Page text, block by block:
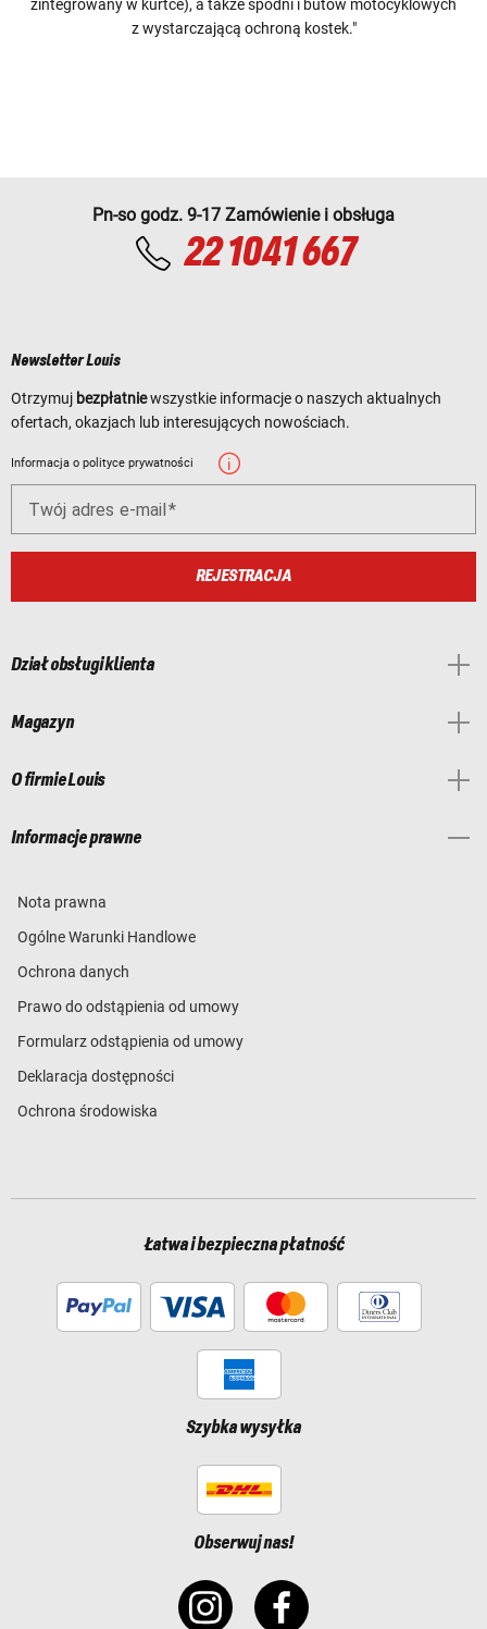
zintegrowany w kurtce), a także spodni i butów motocyklowych
z wystarczającą ochroną kostek."
Pn-so godz. 9-17 Zamówienie i obsługa
22 1041 667
Newsletter Louis
Otrzymuj bezpłatniewszystkie informacje o naszych aktualnych
ofertach, okazjach lub interesujących nowościach.
Informacja o polityce prywatności
Twój adres e-mail
REJESTRACJA
Dział obsługi klienta
Magazyn
O firmie Louis
Informacje prawne
Nota prawna
Ogólne Warunki Handlowe
Ochrona danych
Prawo do odstąpienia od umowy
Formularz odstąpienia od umowy
Deklaracja dostępności
Ochrona środowiska
Łatwa i bezpieczna płatność
Szybka wysyłka
Obserwuj nas!